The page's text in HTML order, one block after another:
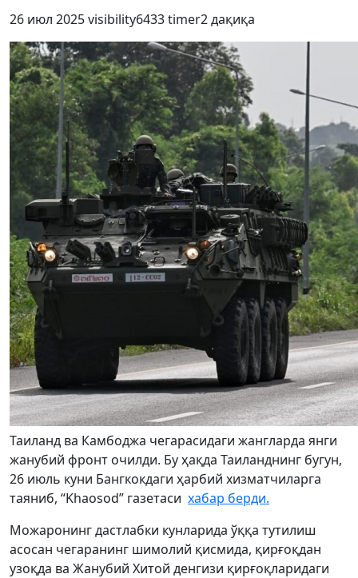
26 июл 2025visibility6433timer2 дақиқа
Таиланд ва Камбоджа чегарасидаги жангларда янги
жанубий фронт очилди. Бу ҳақда Таиланднинг бугун,
26 июль куни Бангкокдаги ҳарбий хизматчиларга
таяниб, “Khaosod” газетаси хабар берди.
Можаронинг дастлабки кунларида ўққа тутилиш
асосан чегаранинг шимолий қисмида, қирғоқдан
узоқда ва Жанубий Хитой денгизи қирғоқларидаги